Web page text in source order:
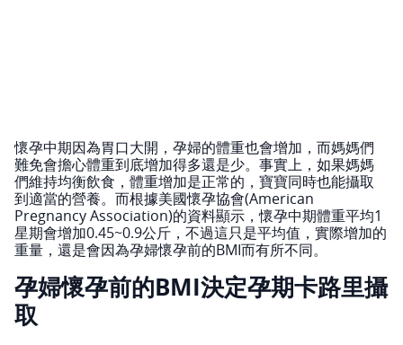
懷孕中期因為胃口大開，孕婦的體重也會增加，而媽媽們
難免會擔心體重到底增加得多還是少。事實上，如果媽媽
們維持均衡飲食，體重增加是正常的，寶寶同時也能攝取
到適當的營養。而根據美國懷孕協會(American
Pregnancy Association)的資料顯示，懷孕中期體重平均1
星期會增加0.45~0.9公斤，不過這只是平均值，實際增加的
重量，還是會因為孕婦懷孕前的BMI而有所不同。
孕婦懷孕前的BMI決定孕期卡路里攝
取